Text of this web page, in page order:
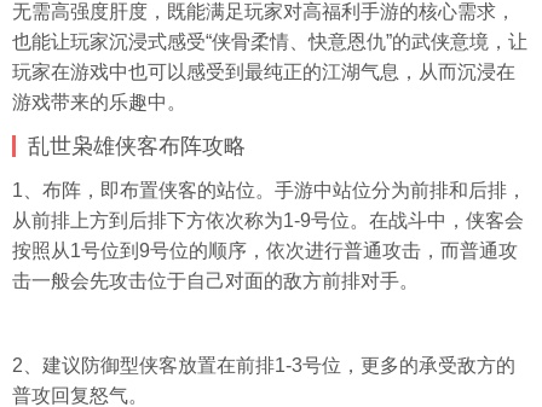
无需高强度肝度，既能满足玩家对高福利手游的核心需求，
也能让玩家沉浸式感受“侠骨柔情、快意恩仇”的武侠意境，让
玩家在游戏中也可以感受到最纯正的江湖气息，从而沉浸在
游戏带来的乐趣中。
乱世枭雄侠客布阵攻略
1、布阵，即布置侠客的站位。手游中站位分为前排和后排，
从前排上方到后排下方依次称为1-9号位。在战斗中，侠客会
按照从1号位到9号位的顺序，依次进行普通攻击，而普通攻
击一般会先攻击位于自己对面的敌方前排对手。
2、建议防御型侠客放置在前排1-3号位，更多的承受敌方的
普攻回复怒气。